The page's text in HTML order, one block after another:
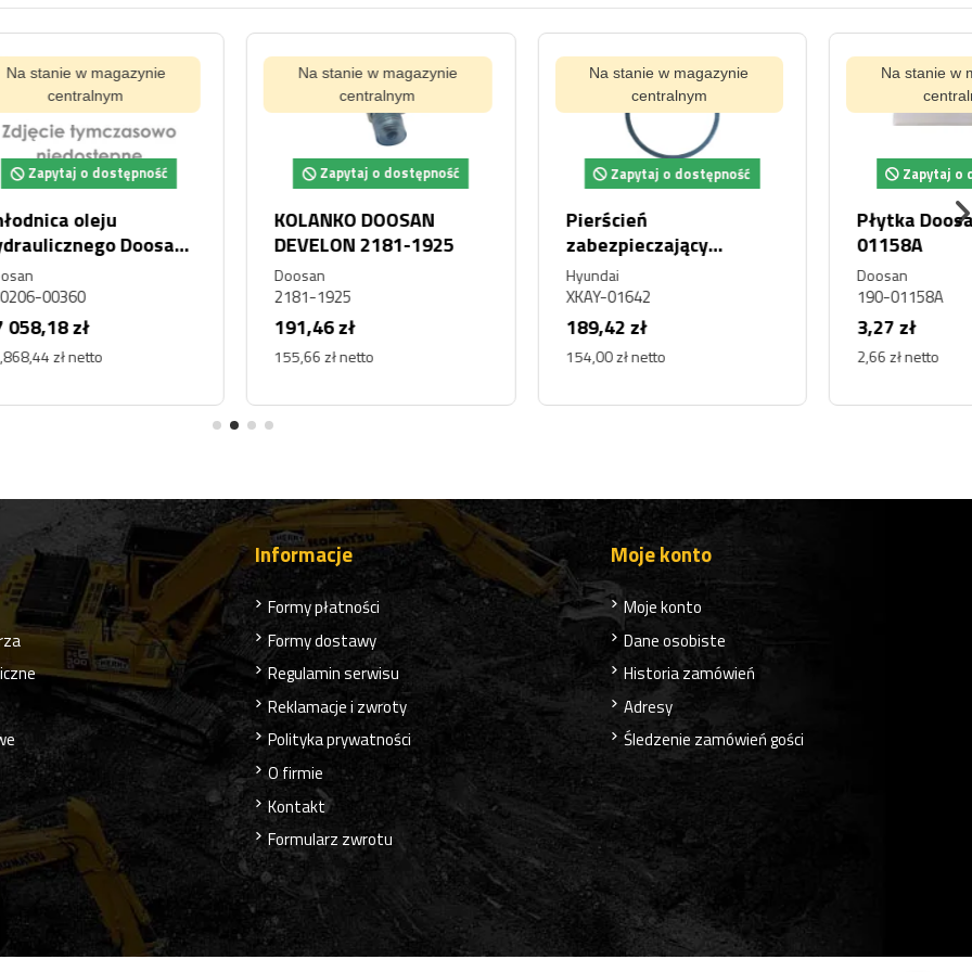
Na stanie w magazynie
Zapytaj o dostępność
zabezpieczający
Hyundai XKAY-01642
Na stanie w magazynie
Zapytaj o dostępność
Płytka Doosan 190-
01158A
Na stanie w magazynie
Zapytaj o dostępność
Alternator 24V Volvo
11170321
Informacje
Formy płatności
Formy dostawy
Regulamin serwisu
Reklamacje i zwroty
Polityka prywatności
O firmie
Kontakt
Formularz zwrotu
Moje konto
Moje konto
Dane osobiste
Historia zamówień
Adresy
Śledzenie zamówień gości